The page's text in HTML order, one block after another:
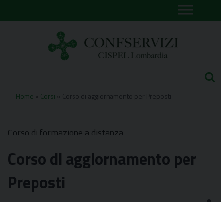
to
Home Corsi Corso di aggiornamento per Preposti
Corso di formazione a distanza
Corso di aggiornamento per
Preposti